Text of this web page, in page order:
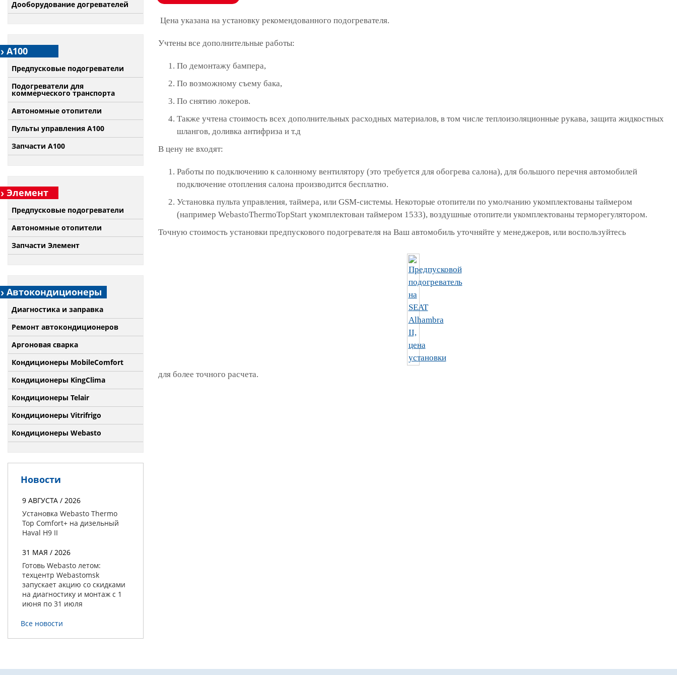
Дооборудование догревателей
А100
Предпусковые подогреватели
Подогреватели для
коммерческого транспорта
Автономные отопители
Пульты управления A100
Запчасти А100
Элемент
Предпусковые подогреватели
Автономные отопители
Запчасти Элемент
Автокондиционеры
Диагностика и заправка
Ремонт автокондиционеров
Аргоновая сварка
Кондиционеры MobileComfort
Кондиционеры KingClima
Кондиционеры Telair
Кондиционеры Vitrifrigo
Кондиционеры Webasto
Новости
9 АВГУСТА / 2026
Установка Webasto Thermo
Top Comfort+ на дизельный
Haval H9 II
31 МАЯ / 2026
Готовь Webasto летом:
техцентр Webastomsk
запускает акцию со скидками
на диагностику и монтаж с 1
июня по 31 июля
Все новости
Цена указана на установку рекомендованного подогревателя.
Учтены все дополнительные работы:
По демонтажу бампера,
По возможному съему бака,
По снятию локеров.
Также учтена стоимость всех дополнительных расходных материалов, в том числе теплоизоляционные рукава, защита жидкостных
шлангов, доливка антифриза и т.д
В цену не входят:
Работы по подключению к салонному вентилятору (это требуется для обогрева салона), для большого перечня автомобилей
подключение отопления салона производится бесплатно.
Установка пульта управления, таймера, или GSM-системы. Некоторые отопители по умолчанию укомплектованы таймером
(например WebastoThermoTopStart укомплектован таймером 1533), воздушные отопители укомплектованы терморегулятором.
Точную стоимость установки предпускового подогревателя на Ваш автомобиль уточняйте у менеджеров, или воспользуйтесь
для более точного расчета.